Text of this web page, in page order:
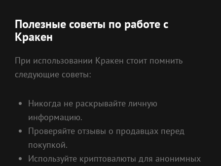
Полезные советы по работе с
Кракен
При использовании Кракен стоит помнить
следующие советы:
Никогда не раскрывайте личную
информацию.
Проверяйте отзывы о продавцах перед
покупкой.
Используйте криптовалюты для анонимных